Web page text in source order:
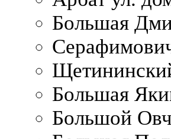
Большая
Большая
Большой